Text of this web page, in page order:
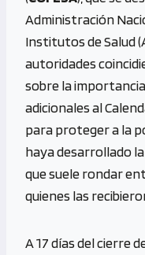
Administración
Institutos de Salud
autoridades
sobre la
adicionales al
para proteger a la
haya desarrollado
que suele rondar
quienes las
A 17 días del cierre